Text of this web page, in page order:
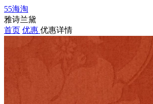
55海淘
雅诗兰黛
首页 优惠 优惠详情